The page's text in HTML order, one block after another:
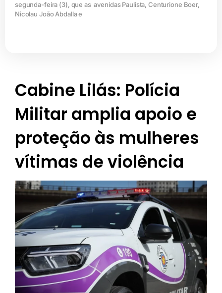
segunda-feira (3), que as avenidas Paulista, Centurione Boer,
Nicolau João Abdalla e
Cabine Lilás: Polícia
Militar amplia apoio e
proteção às mulheres
vítimas de violência